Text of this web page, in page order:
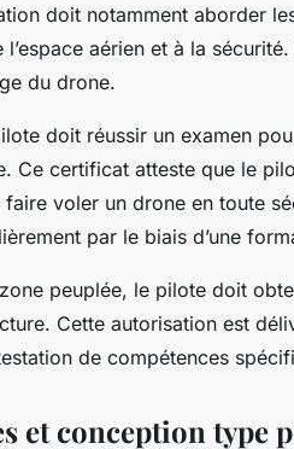
doit notamment aborder
aérien et à la
du drone.
doit réussir un examen
Ce certificat atteste que le
voler un drone en toute
par le biais d’une
peuplée, le pilote doit
Cette autorisation est
de compétences
et conception type